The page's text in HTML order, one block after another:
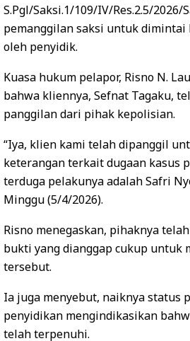
S.Pgl/Saksi.1/109/IV/Res.2.5/
pemanggilan saksi untuk
oleh penyidik.
Kuasa hukum pelapor, Risno N.
bahwa kliennya, Sefnat Tagaku,
panggilan dari pihak kepolisian.
“Iya, klien kami telah dipanggil
keterangan terkait dugaan kasus
terduga pelakunya adalah Safri
Minggu (5/4/2026).
Risno menegaskan, pihaknya
bukti yang dianggap cukup untuk
tersebut.
Ia juga menyebut, naiknya status
penyidikan mengindikasikan
telah terpenuhi.